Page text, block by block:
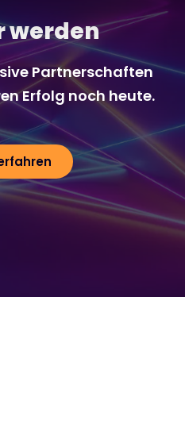
werden
Partnerschaften
Erfolg noch heute.